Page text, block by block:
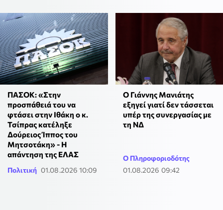
ΠΑΣΟΚ: «Στην
προσπάθειά του να
φτάσει στην Ιθάκη ο κ.
Τσίπρας κατέληξε
Δούρειος Ίππος του
Μητσοτάκη» - Η
απάντηση της ΕΛΑΣ
Πολιτική 01.08.2026 10:09
Ο Γιάννης Μανιάτης
εξηγεί γιατί δεν τάσσεται
υπέρ της συνεργασίας με
τη ΝΔ
Ο Πληροφοριοδότης
01.08.2026 09:42